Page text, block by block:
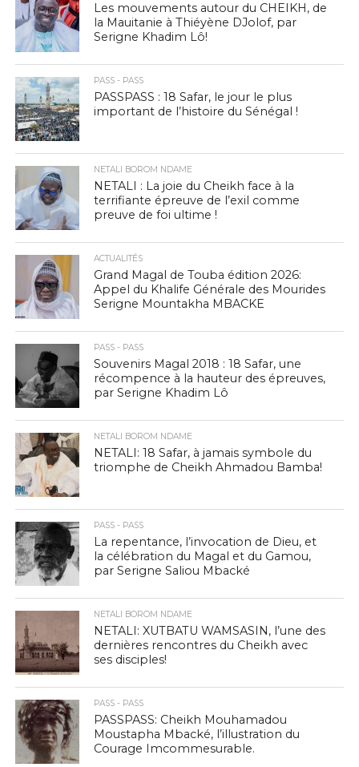
Les mouvements autour du CHEIKH, de
la Mauitanie à Thiéyène DJolof, par
Serigne Khadim Lô!
PASS - PASS
PASSPASS : 18 Safar, le jour le plus
important de l’histoire du Sénégal !
NETALI BOROM NDAME
NETALI : La joie du Cheikh face à la
terrifiante épreuve de l’exil comme
preuve de foi ultime !
ACTUALITÉS
Grand Magal de Touba édition 2026:
Appel du Khalife Générale des Mourides
Serigne Mountakha MBACKE
PASS - PASS
Souvenirs Magal 2018 : 18 Safar, une
récompence à la hauteur des épreuves,
par Serigne Khadim Lô
NETALI BOROM NDAME
NETALI: 18 Safar, à jamais symbole du
triomphe de Cheikh Ahmadou Bamba!
PASS - PASS
La repentance, l’invocation de Dieu, et
la célébration du Magal et du Gamou,
par Serigne Saliou Mbacké
NETALI BOROM NDAME
NETALI: XUTBATU WAMSASIN, l’une des
dernières rencontres du Cheikh avec
ses disciples!
PASS - PASS
PASSPASS: Cheikh Mouhamadou
Moustapha Mbacké, l’illustration du
Courage Imcommesurable.